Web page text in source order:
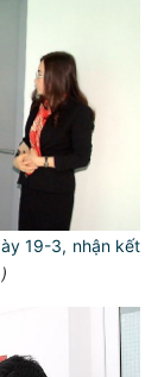
19-3, nhận kết